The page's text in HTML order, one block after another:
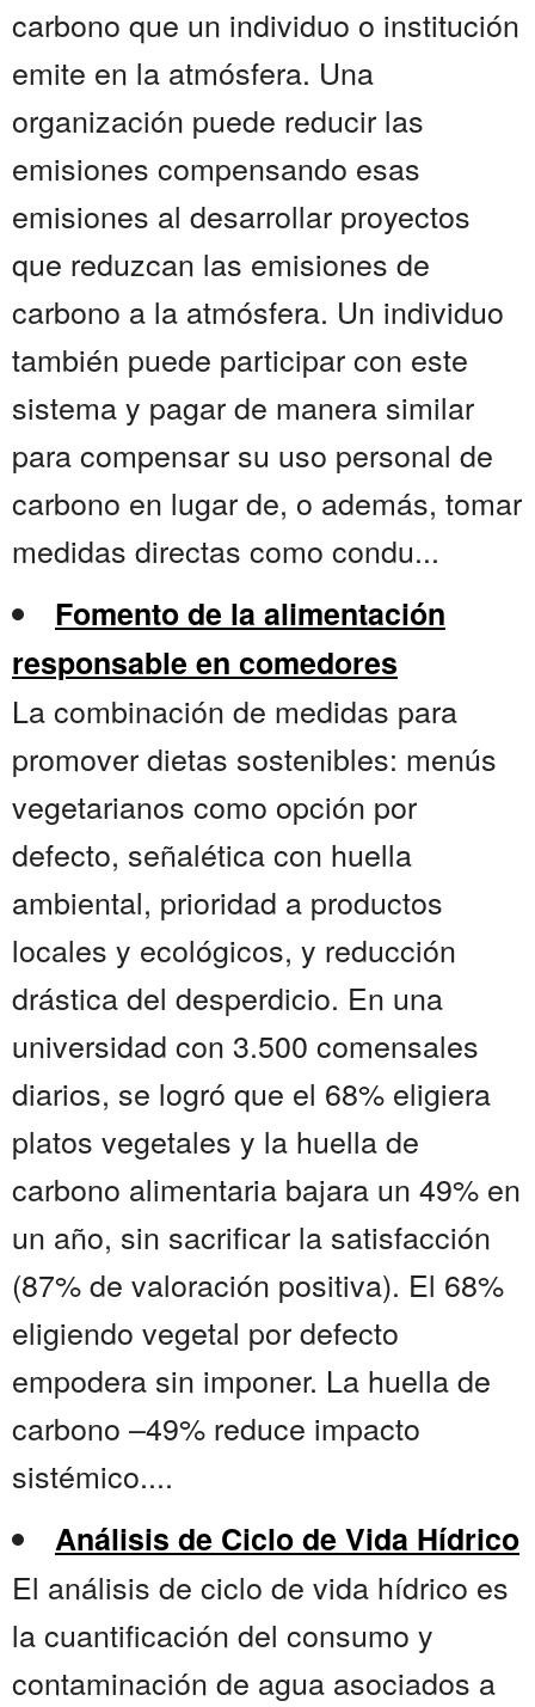
carbono que un individuo o institución
emite en la atmósfera. Una
organización puede reducir las
emisiones compensando esas
emisiones al desarrollar proyectos
que reduzcan las emisiones de
carbono a la atmósfera. Un individuo
también puede participar con este
sistema y pagar de manera similar
para compensar su uso personal de
carbono en lugar de, o además, tomar
medidas directas como condu...
Fomento de la alimentación
responsable en comedores
La combinación de medidas para
promover dietas sostenibles: menús
vegetarianos como opción por
defecto, señalética con huella
ambiental, prioridad a productos
locales y ecológicos, y reducción
drástica del desperdicio. En una
universidad con 3.500 comensales
diarios, se logró que el 68% eligiera
platos vegetales y la huella de
carbono alimentaria bajara un 49% en
un año, sin sacrificar la satisfacción
(87% de valoración positiva). El 68%
eligiendo vegetal por defecto
empodera sin imponer. La huella de
carbono –49% reduce impacto
sistémico....
Análisis de Ciclo de Vida Hídrico
El análisis de ciclo de vida hídrico es
la cuantificación del consumo y
contaminación de agua asociados a